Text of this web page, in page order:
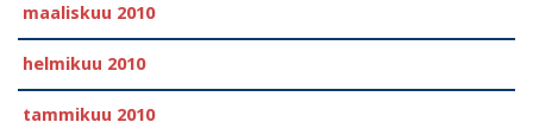
maaliskuu 2010
helmikuu 2010
tammikuu 2010